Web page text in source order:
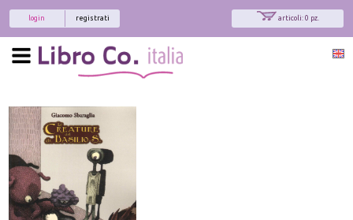
articoli: 0 pz.
registrati
login